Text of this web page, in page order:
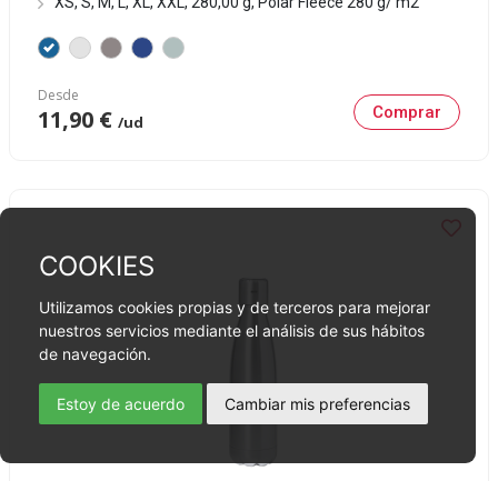
COOKIES
Utilizamos cookies propias y de terceros para mejorar
nuestros servicios mediante el análisis de sus hábitos
de navegación.
Estoy de acuerdo Cambiar mis preferencias
Desde
11,90 € /ud Comprar